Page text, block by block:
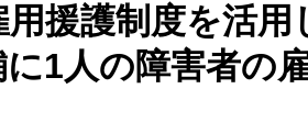
用援護制度を活用
に1人の障害者の